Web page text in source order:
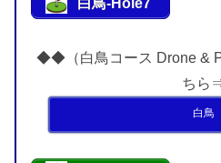
◆◆（白鳥コース Drone &
ちら
白鳥